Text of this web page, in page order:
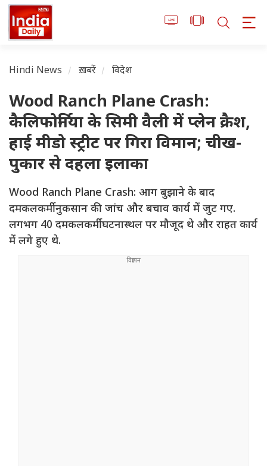
Hindi News ख़बरें विदेश
Wood Ranch Plane Crash:
कैलिफोर्निया के सिमी वैली में प्लेन क्रैश,
हाई मीडो स्ट्रीट पर गिरा विमान; चीख-
पुकार से दहला इलाका
Wood Ranch Plane Crash: आग बुझाने के बाद
दमकलकर्मी नुकसान की जांच और बचाव कार्य में जुट गए.
लगभग 40 दमकलकर्मी घटनास्थल पर मौजूद थे और राहत कार्य
में लगे हुए थे.